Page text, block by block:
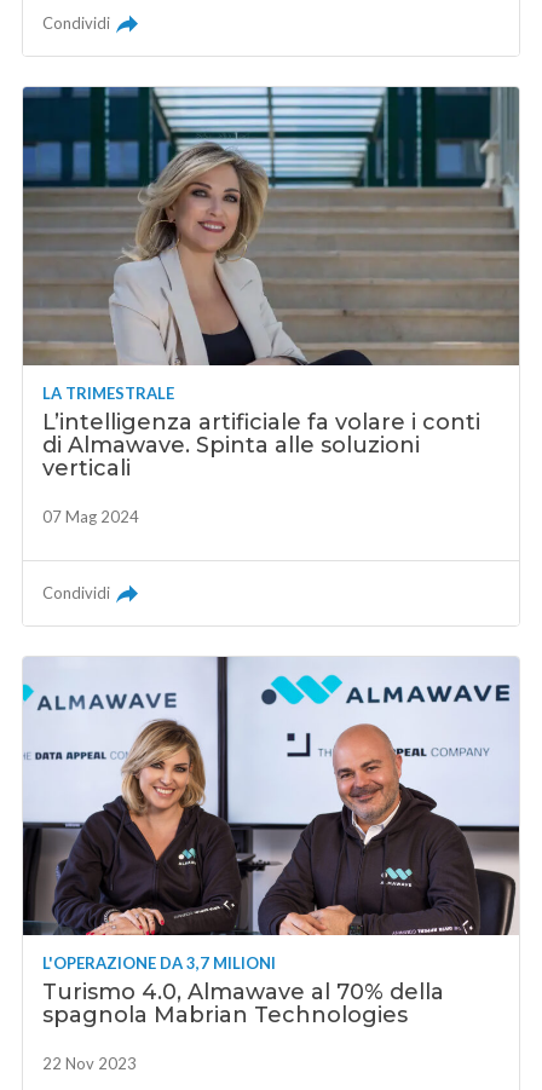
Condividi
LA TRIMESTRALE
L’intelligenza artificiale fa volare i conti
di Almawave. Spinta alle soluzioni
verticali
07 Mag 2024
Condividi
L'OPERAZIONE DA 3,7 MILIONI
Turismo 4.0, Almawave al 70% della
spagnola Mabrian Technologies
22 Nov 2023